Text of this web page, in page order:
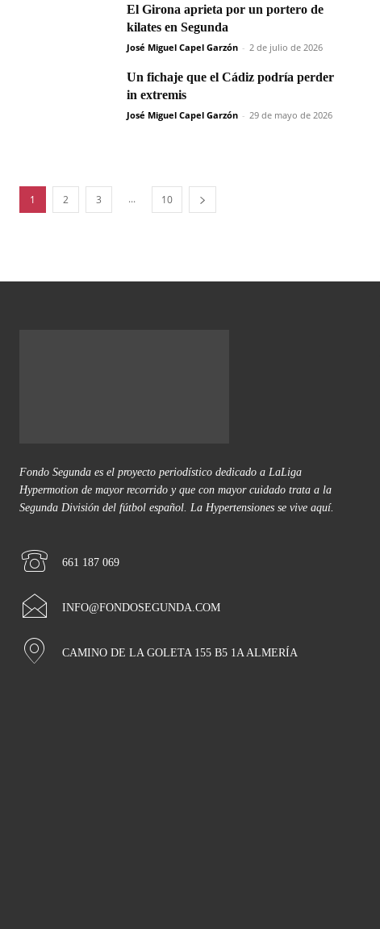
El Girona aprieta por un portero de
kilates en Segunda
José Miguel Capel Garzón - 2 de julio de 2026
Un fichaje que el Cádiz podría perder
in extremis
José Miguel Capel Garzón - 29 de mayo de 2026
1 2 3 ... 10
Fondo Segunda es el proyecto periodístico dedicado a LaLiga
Hypermotion de mayor recorrido y que con mayor cuidado trata a la
Segunda División del fútbol español. La Hypertensiones se vive aquí.
661 187 069
INFO@FONDOSEGUNDA.COM
CAMINO DE LA GOLETA 155 B5 1A ALMERÍA